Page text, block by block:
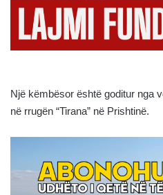
Një këmbësor është goditur nga
në rrugën “Tirana” në Prishtinë.